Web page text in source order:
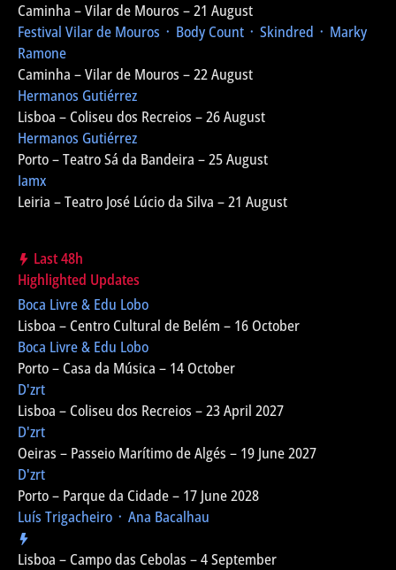
Caminha – Vilar de Mouros – 21 August
Festival Vilar de Mouros ᛫ Body Count ᛫ Skindred ᛫ Marky
Ramone
Caminha – Vilar de Mouros – 22 August
Hermanos Gutiérrez
Lisboa – Coliseu dos Recreios – 26 August
Hermanos Gutiérrez
Porto – Teatro Sá da Bandeira – 25 August
Iamx
Leiria – Teatro José Lúcio da Silva – 21 August
Last 48h
Highlighted Updates
Boca Livre & Edu Lobo
Lisboa – Centro Cultural de Belém – 16 October
Boca Livre & Edu Lobo
Porto – Casa da Música – 14 October
D'zrt
Lisboa – Coliseu dos Recreios – 23 April 2027
D'zrt
Oeiras – Passeio Marítimo de Algés – 19 June 2027
D'zrt
Porto – Parque da Cidade – 17 June 2028
Luís Trigacheiro ᛫ Ana Bacalhau
Lisboa – Campo das Cebolas – 4 September